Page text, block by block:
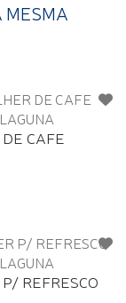
MESMA
CAFE
REFRESCO